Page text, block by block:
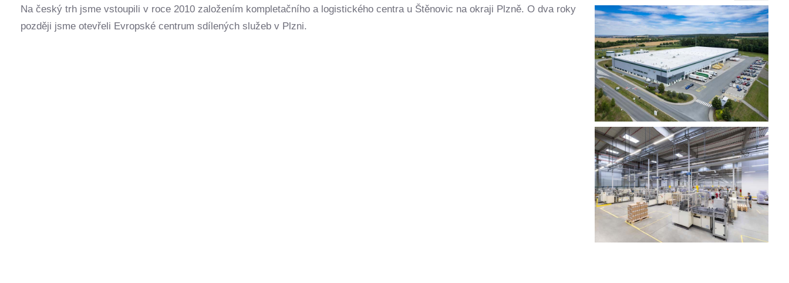
Na český trh jsme vstoupili v roce 2010 založením kompletačního a logistického centra u Štěnovic na okraji Plzně. O dva roky
později jsme otevřeli Evropské centrum sdílených služeb v Plzni.